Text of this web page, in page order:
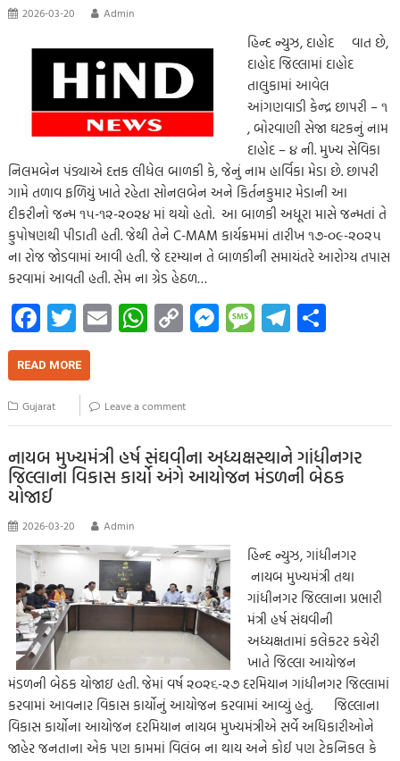
2026-03-20 Admin
હિન્દ ન્યુઝ, દાહોદ વાત છે,
દાહોદ જિલ્લામાં દાહોદ
તાલુકામાં આવેલ
આંગણવાડી કેન્દ્ર છાપરી – ૧
, બોરવાણી સેજા ઘટકનું નામ
દાહોદ – ૪ ની. મુખ્ય સેવિકા
નિલમબેન પંડ્યાએ દત્તક લીધેલ બાળકી કે, જેનું નામ હાર્વિકા મેડા છે. છાપરી
ગામે તળાવ ફળિયું ખાતે રહેતા સોનલબેન અને કિર્તનકુમાર મેડાની આ
દીકરીનો જન્મ ૧૫-૧૨-૨૦૨૪ માં થયો હતો. આ બાળકી અધૂરા માસે જન્મતાં તે
કુપોષણથી પીડાતી હતી. જેથી તેને C-MAM કાર્યક્રમમાં તારીખ ૧૭-૦૯-૨૦૨૫
ના રોજ જોડવામાં આવી હતી. જે દરમ્યાન તે બાળકીની સમાયંતરે આરોગ્ય તપાસ
કરવામાં આવતી હતી. સેમ ના ગ્રેડ હેઠળ…
Fa
ce
b
o
o
k
T
wi
tt
er
E
m
W
h
s
A
p
p
C
o
y
Li
nk
M
es
g
er
M
es
e
Te
le
m
READ MORE
Gujarat Leave a comment
નાયબ મુખ્યમંત્રી હર્ષ સંઘવીના અધ્યક્ષસ્થાને ગાંધીનગર
જિલ્લાના વિકાસ કાર્યો અંગે આયોજન મંડળની બેઠક
યોજાઈ
2026-03-20 Admin
હિન્દ ન્યુઝ, ગાંધીનગર
નાયબ મુખ્યમંત્રી તથા
ગાંધીનગર જિલ્લાના પ્રભારી
મંત્રી હર્ષ સંઘવીની
અધ્યક્ષતામાં કલેકટર કચેરી
ખાતે જિલ્લા આયોજન
મંડળની બેઠક યોજાઇ હતી. જેમાં વર્ષ ૨૦૨૬-૨૭ દરમિયાન ગાંધીનગર જિલ્લામાં
કરવામાં આવનાર વિકાસ કાર્યોનું આયોજન કરવામાં આવ્યું હતું. જિલ્લાના
વિકાસ કાર્યોના આયોજન દરમિયાન નાયબ મુખ્યમંત્રીએ સર્વે અધિકારીઓને
જાહેર જનતાના એક પણ કામમાં વિલંબ ના થાય અને કોઈ પણ ટેકનિકલ કે